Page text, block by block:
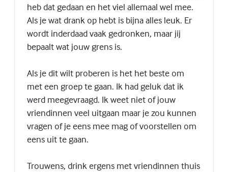
heb dat gedaan en het viel allemaal wel mee.
Als je wat drank op hebt is bijna alles leuk. Er
wordt inderdaad vaak gedronken, maar jij
bepaalt wat jouw grens is.
Als je dit wilt proberen is het het beste om
met een groep te gaan. Ik had geluk dat ik
werd meegevraagd. Ik weet niet of jouw
vriendinnen veel uitgaan maar je zou kunnen
vragen of je eens mee mag of voorstellen om
eens uit te gaan.
Trouwens, drink ergens met vriendinnen thuis